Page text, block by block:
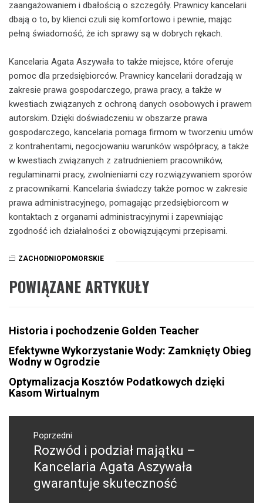
zaangażowaniem i dbałością o szczegóły. Prawnicy kancelarii
dbają o to, by klienci czuli się komfortowo i pewnie, mając
pełną świadomość, że ich sprawy są w dobrych rękach.
Kancelaria Agata Aszywała to także miejsce, które oferuje
pomoc dla przedsiębiorców. Prawnicy kancelarii doradzają w
zakresie prawa gospodarczego, prawa pracy, a także w
kwestiach związanych z ochroną danych osobowych i prawem
autorskim. Dzięki doświadczeniu w obszarze prawa
gospodarczego, kancelaria pomaga firmom w tworzeniu umów
z kontrahentami, negocjowaniu warunków współpracy, a także
w kwestiach związanych z zatrudnieniem pracowników,
regulaminami pracy, zwolnieniami czy rozwiązywaniem sporów
z pracownikami. Kancelaria świadczy także pomoc w zakresie
prawa administracyjnego, pomagając przedsiębiorcom w
kontaktach z organami administracyjnymi i zapewniając
zgodność ich działalności z obowiązującymi przepisami.
ZACHODNIOPOMORSKIE
POWIĄZANE ARTYKUŁY
Historia i pochodzenie Golden Teacher
Efektywne Wykorzystanie Wody: Zamknięty Obieg
Wodny w Ogrodzie
Optymalizacja Kosztów Podatkowych dzięki
Kasom Wirtualnym
Nawigacja
wpisuPoprzedni
Poprzedni
wpis:
Rozwód i podział majątku –
Kancelaria Agata Aszywała
gwarantuje skuteczność